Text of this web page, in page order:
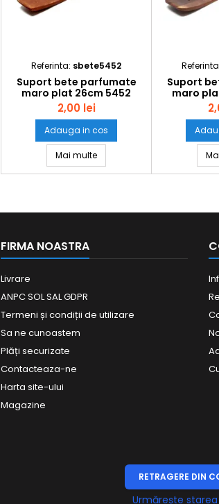
Referinta: sbete5452
Suport bete parfumate
maro plat 26cm 5452
2,00 lei
Adauga in cos
Mai multeSuport bete parfumate maro
Suport
maro
FIRMA NOASTRA
Livrare
ANPC SOL SAL GDPR
Termeni și condiții de utilizare
Sa ne cunoastem
Plăți securizate
Contacteaza-ne
Harta site-ului
Magazine
RETRAGERE DIN
Urmărește